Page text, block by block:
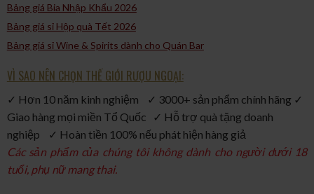
Bảng giá Bia Nhập Khẩu 2026
Bảng giá sỉ Hộp quà Tết 2026
Bảng giá sỉ Wine & Spirits dành cho Quán Bar
VÌ SAO NÊN CHỌN THẾ GIỚI RƯỢU NGOẠI:
✓ Hơn 10 năm kinh nghiệm ✓ 3000+ sản phẩm chính hãng ✓
Giao hàng mọi miền Tổ Quốc ✓ Hỗ trợ quà tặng doanh
nghiệp ✓ Hoàn tiền 100% nếu phát hiện hàng giả
Các sản phẩm của chúng tôi không dành cho người dưới 18
tuổi, phụ nữ mang thai.